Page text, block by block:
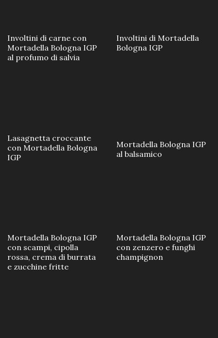
Involtini di carne con
Mortadella Bologna IGP
al profumo di salvia
Involtini di Mortadella
Bologna IGP
Lasagnetta croccante
con Mortadella Bologna
IGP
Mortadella Bologna IGP
al balsamico
Mortadella Bologna IGP
con scampi, cipolla
rossa, crema di burrata
e zucchine fritte
Mortadella Bologna IGP
con zenzero e funghi
champignon